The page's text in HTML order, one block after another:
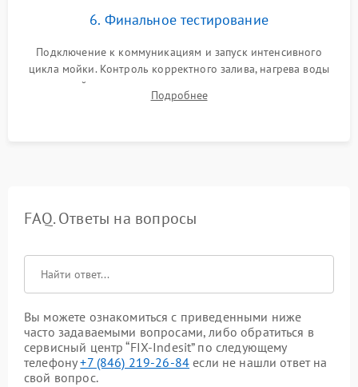
6. Финальное тестирование
Подключение к коммуникациям и запуск интенсивного
цикла мойки. Контроль корректного залива, нагрева воды
до нужной температуры, отсутствия посторонних шумов,
штатного слива и абсолютной сухости в поддоне.
Подробнее
FAQ. Ответы на вопросы
Вы можете ознакомиться с приведенными ниже
часто задаваемыми вопросами, либо обратиться в
сервисный центр “FIX-Indesit” по следующему
телефону+7 (846) 219-26-84 если не нашли ответ на
свой вопрос.